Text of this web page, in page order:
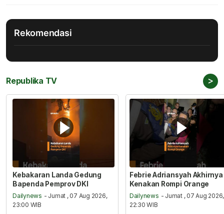
Rekomendasi
Republika TV >
Kebakaran Landa Gedung
Bapenda Pemprov DKI
Dailynews - Jumat , 07 Aug 2026,
23:00 WIB
Febrie Adriansyah Akhirnya
Kenakan Rompi Orange
Dailynews - Jumat , 07 Aug 2026,
22:30 WIB